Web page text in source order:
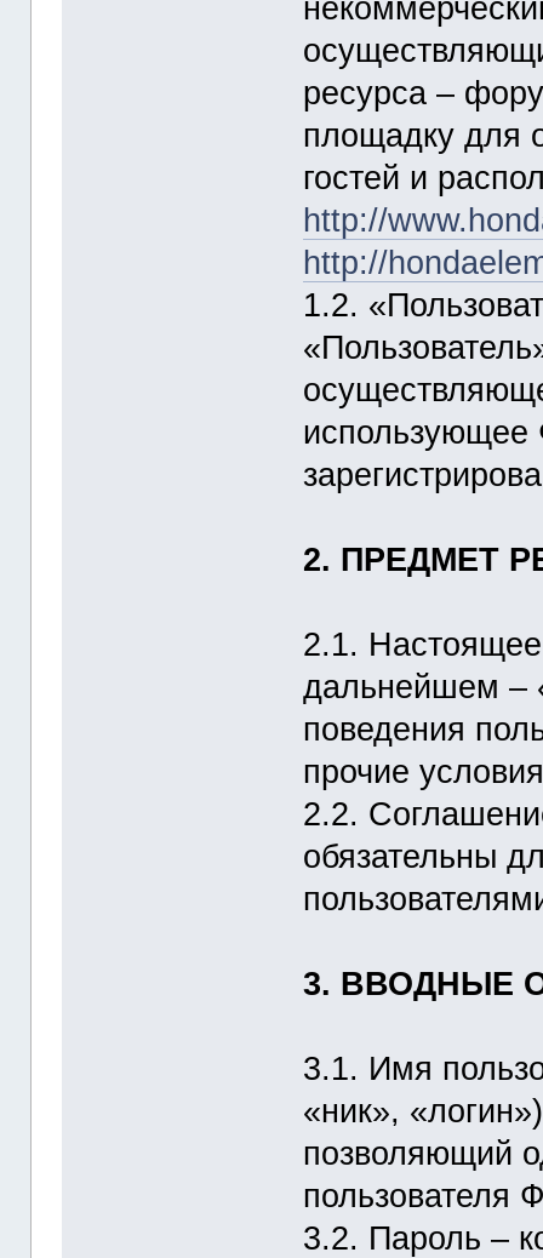
ресурса –
площадку для
гостей и
http://
http://
1.2.
использующее
2. ПРЕДМЕТ
2.1.
дальнейшем –
поведения
прочие
2.2.
обязательны
3. ВВОДНЫЕ
3.1. Имя
«ник»,
позволяющий
пользователя
3.2. Пароль –